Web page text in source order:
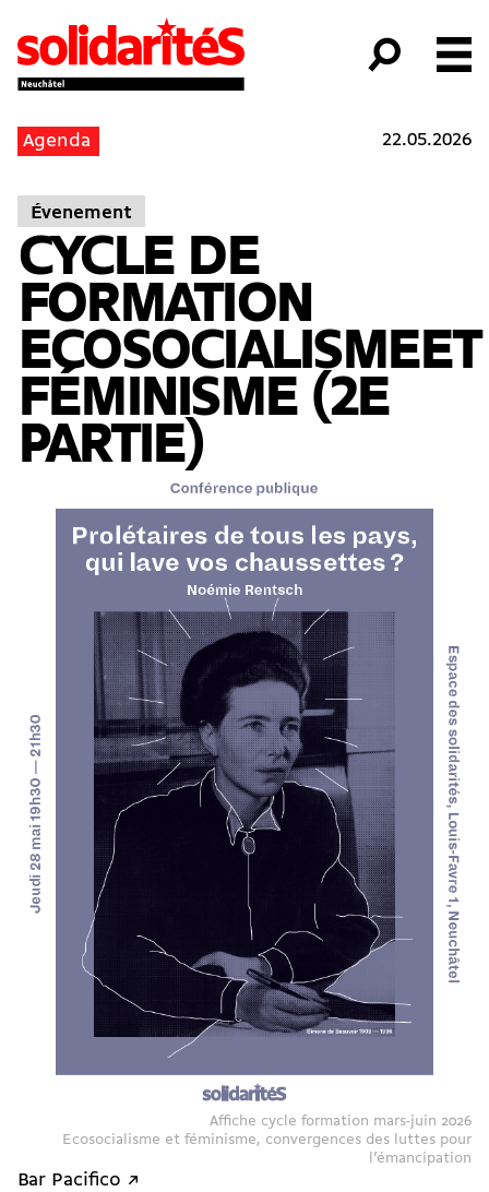
Agenda 22.05.2026
Évenement
CYCLE DE
FORMATION
ECOSOCIALISMEET
FÉMINISME (2E
PARTIE)
Affiche cycle formation mars-juin 2026
Ecosocialisme et féminisme, convergences des luttes pour
l’émancipation
Bar Pacifico ↗